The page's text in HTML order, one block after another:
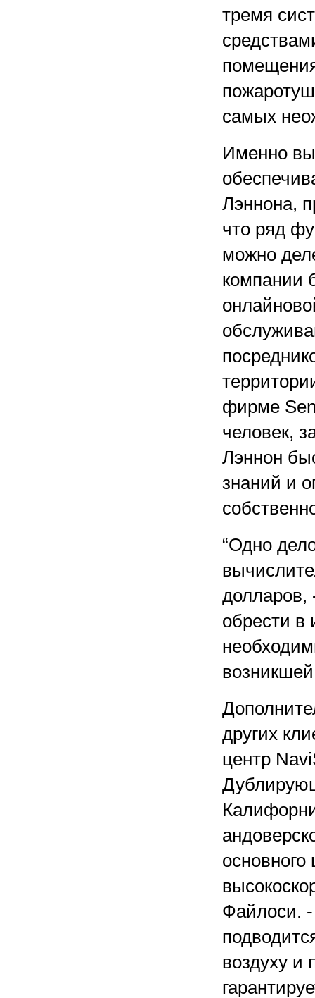
тремя
самых
Именно
Лэннона,
что ряд
можно
компании
фирме
человек,
Лэннон
знаний и
“Одно
долларов,
обрести в
других
центр
Файлоси. -
воздуху и